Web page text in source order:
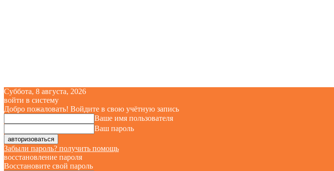
Суббота, 8 августа, 2026
войти в систему
Добро пожаловать! Войдите в свою учётную запись
Ваше имя пользователя
Ваш пароль
Забыли пароль? получить помощь
восстановление пароля
Восстановите свой пароль